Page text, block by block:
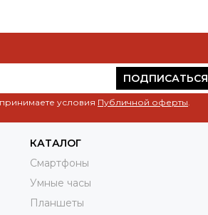
ПОДПИСАТЬСЯ
условия Публичной оферты
КАТАЛОГ
Смартфоны
Умные часы
Планшеты